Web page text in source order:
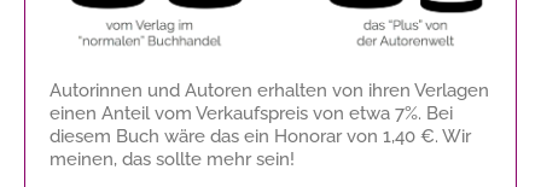
Autorinnen und Autoren erhalten von ihren Verlagen
einen Anteil vom Verkaufspreis von etwa 7%. Bei
diesem Buch wäre das ein Honorar von 1,40 €. Wir
meinen, das sollte mehr sein!